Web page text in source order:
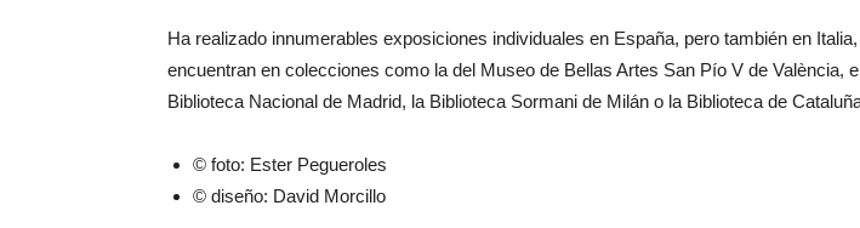
Ha realizado innumerables exposiciones individuales en España, pero también en
encuentran en colecciones como la del Museo de Bellas Artes San Pío V de
Biblioteca Nacional de Madrid, la Biblioteca Sormani de Milán o la Biblioteca de
© foto: Ester Pegueroles
© diseño: David Morcillo